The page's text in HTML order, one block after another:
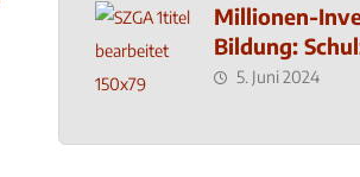
Millionen-
Bildung:
Neubau
5. Juni 2024